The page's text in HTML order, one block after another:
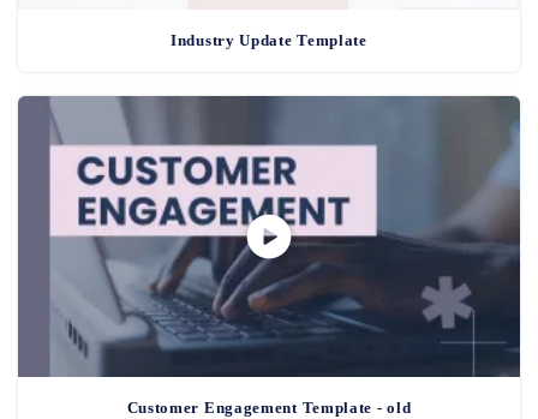
Industry Update Template
Customer Engagement Template - old